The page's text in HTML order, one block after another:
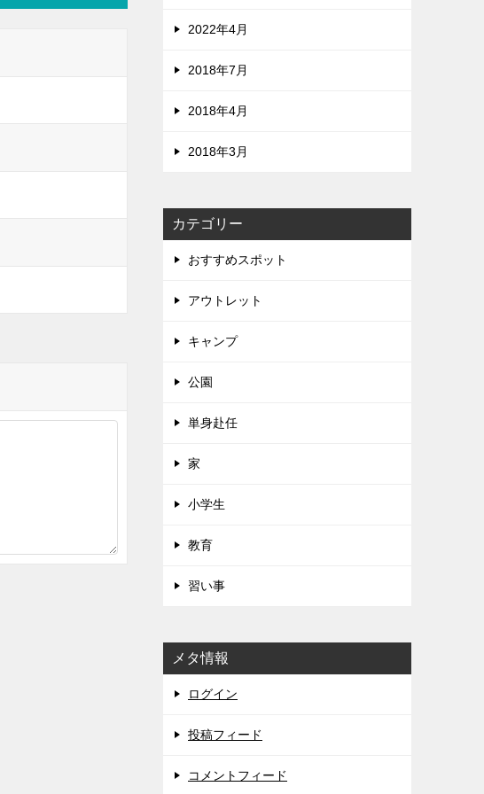
2022年4月
2018年7月
2018年4月
2018年3月
カテゴリー
おすすめスポット
アウトレット
キャンプ
公園
単身赴任
家
小学生
教育
習い事
メタ情報
ログイン
投稿フィード
コメントフィード